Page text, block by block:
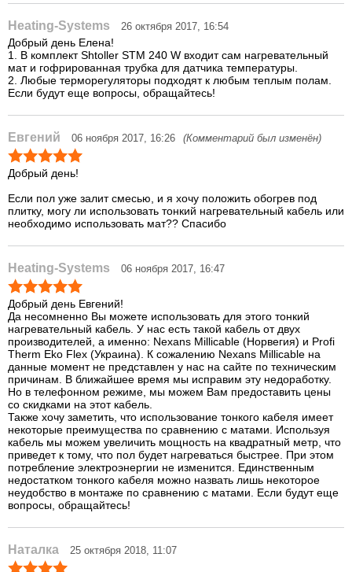
Heating-Systems 26 октября 2017, 16:54
Добрый день Елена!
1. В комплект Shtoller STM 240 W входит сам нагревательный
мат и гофрированная трубка для датчика температуры.
2. Любые терморегуляторы подходят к любым теплым полам.
Если будут еще вопросы, обращайтесь!
Евгений 06 ноября 2017, 16:26 (Комментарий был изменён)
Добрый день!
Если пол уже залит смесью, и я хочу положить обогрев под
плитку, могу ли использовать тонкий нагревательный кабель или
необходимо использовать мат?? Спасибо
Heating-Systems 06 ноября 2017, 16:47
Добрый день Евгений!
Да несомненно Вы можете использовать для этого тонкий
нагревательный кабель. У нас есть такой кабель от двух
производителей, а именно: Nexans Millicable (Норвегия) и Profi
Therm Eko Flex (Украина). К сожалению Nexans Millicable на
данные момент не представлен у нас на сайте по техническим
причинам. В ближайшее время мы исправим эту недоработку.
Но в телефонном режиме, мы можем Вам предоставить цены
со скидками на этот кабель.
Также хочу заметить, что использование тонкого кабеля имеет
некоторые преимущества по сравнению с матами. Используя
кабель мы можем увеличить мощность на квадратный метр, что
приведет к тому, что пол будет нагреваться быстрее. При этом
потребление электроэнергии не изменится. Единственным
недостатком тонкого кабеля можно назвать лишь некоторое
неудобство в монтаже по сравнению с матами. Если будут еще
вопросы, обращайтесь!
Наталка 25 октября 2018, 11:07